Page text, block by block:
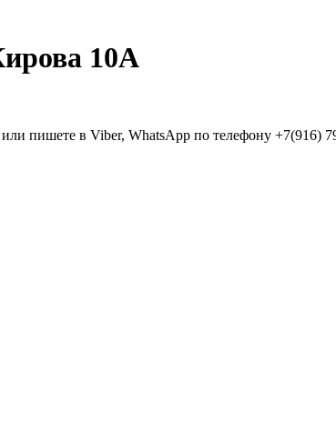
10А
пишете в Viber, WhatsApp по телефону +7(916)